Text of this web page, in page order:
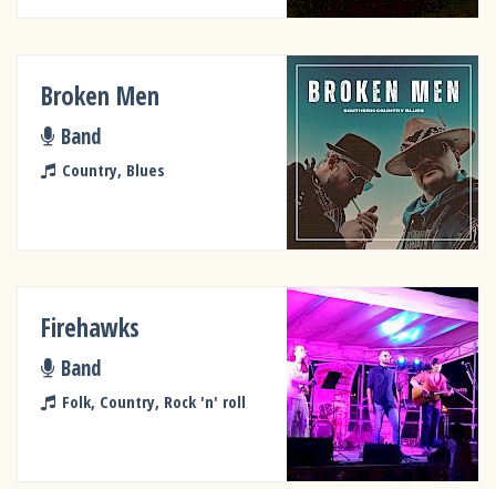
Broken Men
Band
Country, Blues
Firehawks
Band
Folk, Country, Rock 'n' roll